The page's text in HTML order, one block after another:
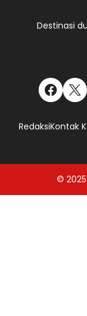
Destinasi
RedaksiKontak
© 2025